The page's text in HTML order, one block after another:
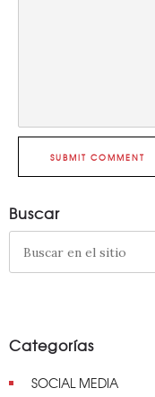
SUBMIT COMMENT
Buscar
Categorías
SOCIAL MEDIA